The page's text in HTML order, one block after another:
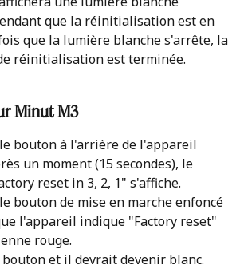
que la réinitialisation est en
que la lumière blanche s'arrête, la
réinitialisation est terminée.
Minut M3
bouton à l'arrière de l'appareil
un moment (15 secondes), le
reset in 3, 2, 1" s'affiche.
bouton de mise en marche enfoncé
l'appareil indique "Factory reset"
rouge.
bouton et il devrait devenir blanc.